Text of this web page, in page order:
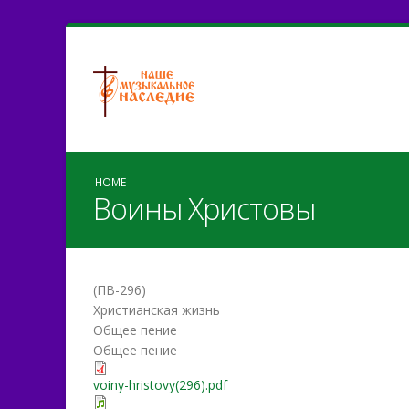
HOME
Воины Христовы
(ПВ-296)
Христианская жизнь
Общее пение
Общее пение
voiny-hristovy(296).pdf